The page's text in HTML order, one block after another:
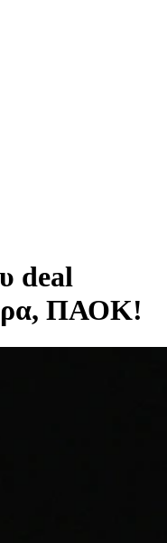
deal
ΠΑΟΚ!